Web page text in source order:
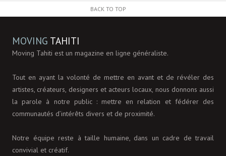
BACK TO TOP
MOVING TAHITI
Moving Tahiti est un magazine en ligne généraliste.
Tout en ayant la volonté de mettre en avant et de révéler des
artistes, créateurs, designers et acteurs locaux, nous donnons aussi
la parole à notre public : mettre en relation et fédérer des
communautés d’intérêts divers et de proximité.
Notre équipe reste à taille humaine, dans un cadre de travail
convivial et créatif.